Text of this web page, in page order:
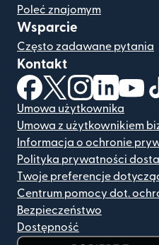
Poleć znajomym
Wsparcie
Często zadawane pytania
Kontakt
(otwiera się w nowym
(otwiera się w
(otwiera się
Umowa użytkownika
Umowa z użytkownikiem
Informacja o ochronie
Polityka prywatności
Twoje preferencje
Centrum pomocy dot.
Bezpieczeństwo
Dostępność